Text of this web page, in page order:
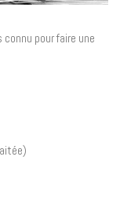
pour faire une